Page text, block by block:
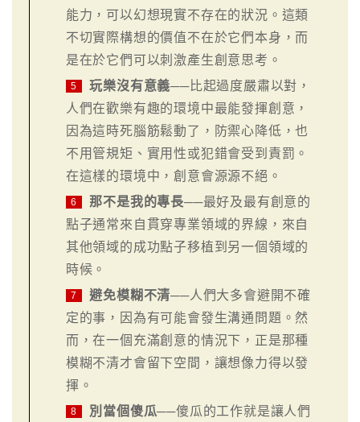
能力，可以幻想現實不存在的狀況。這類
不切實際構想的價值不在於它們本身，而
是在於它們可以刺激產生創意思考。
5 玩樂沒有意義──比起過度嚴肅以對，
人們在歡樂有趣的環境中最能發揮創意，
因為這時死腦筋鬆動了，防禦心降低，也
不用管規矩、實用性或犯錯會受到責罰。
在這樣的環境中，創意會源源不絕。
6 那不是我的專長──最好及最有創意的
點子通常來自貫穿專業領域的界線，來自
其他領域的成功點子移植到另一個領域的
時候。
7 避免模糊不清──人們大多會避開不確
定的事，因為有可能會發生溝通問題。然
而，在一個充滿創意的情況下，正是那種
模糊不清才會留下空間，讓想像力得以發
揮。
8 別當個傻瓜──傻瓜的工作就是讓人們